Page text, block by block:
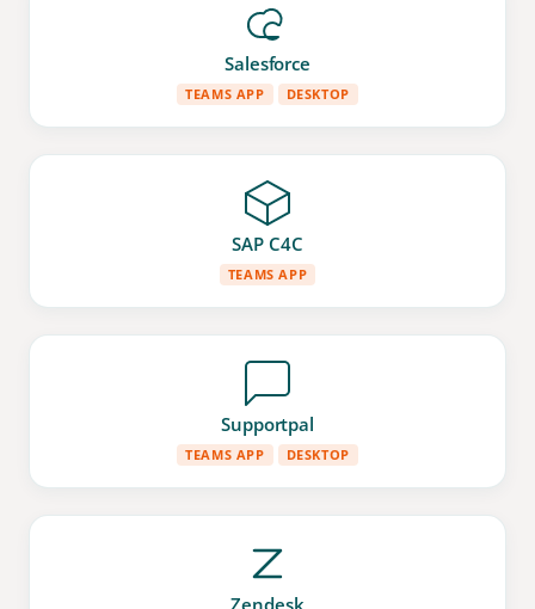
Salesforce
TEAMS APP DESKTOP
SAP C4C
TEAMS APP
Supportpal
TEAMS APP DESKTOP
Zendesk